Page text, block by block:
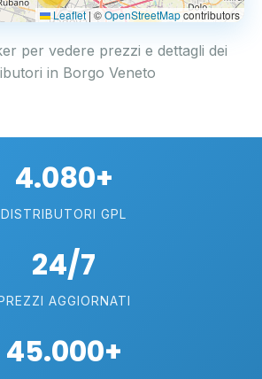
Leaflet | ©OpenStreetMapcontributors
per vedere prezzi e dettagli dei
in Borgo Veneto
4.080+
DISTRIBUTORI GPL
24/7
AGGIORNATI
45.000+